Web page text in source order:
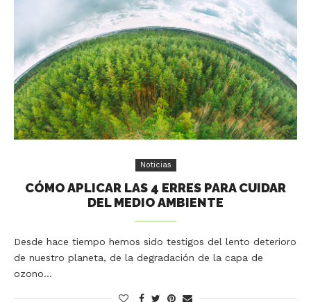
Noticias
CÓMO APLICAR LAS 4 ERRES PARA CUIDAR
DEL MEDIO AMBIENTE
Desde hace tiempo hemos sido testigos del lento deterioro
de nuestro planeta, de la degradación de la capa de
ozono…